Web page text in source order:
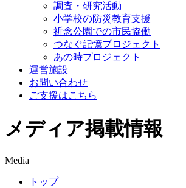
調査・研究活動
小学校の防災教育支援
祈念公園での市民協働
つなぐ記憶プロジェクト
あの時プロジェクト
運営施設
お問い合わせ
ご支援はこちら
メディア掲載情報
Media
トップ